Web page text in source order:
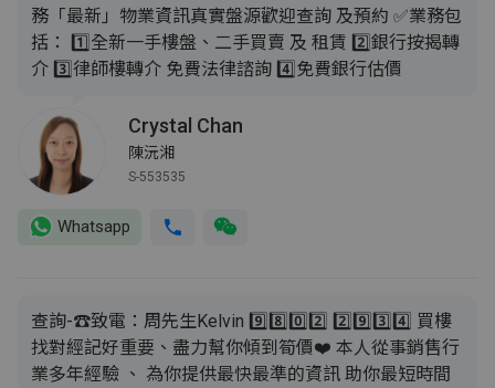
務「最新」物業資訊真實盤源歡迎查詢 及預約 ✅業務包
括： 1️⃣全新一手樓盤、二手買賣 及 租賃 2️⃣銀行按揭轉
介 3️⃣律師樓轉介 免費法律諮詢 4️⃣免費銀行估價
Crystal Chan
陳沅湘
S-553535
Whatsapp
查詢-☎致電：周先生Kelvin 9️⃣8️⃣0️⃣2️⃣ 2️⃣9️⃣3️⃣4️⃣ 買樓
找對經記好重要、盡力幫你傾到筍價❤️ 本人從事銷售行
業多年經驗 、 為你提供最快最準的資訊 助你最短時間